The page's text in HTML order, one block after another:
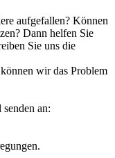
aufgefallen? Können
Dann helfen Sie
Sie uns die
wir das Problem
an: